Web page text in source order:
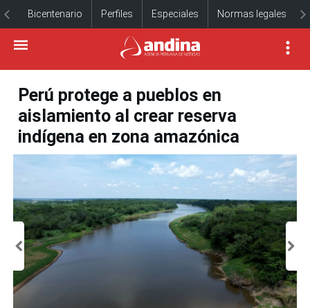
Bicentenario Perfiles Especiales Normas legales
Perú protege a pueblos en
aislamiento al crear reserva
indígena en zona amazónica